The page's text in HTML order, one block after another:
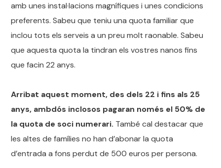
amb unes instal·lacions magnífiques i unes condicions
preferents. Sabeu que teniu una quota familiar que
inclou tots els serveis a un preu molt raonable. Sabeu
que aquesta quota la tindran els vostres nanos fins
que facin 22 anys.
Arribat aquest moment, des dels 22 i fins als 25
anys, ambdós inclosos pagaran només el 50% de
la quota de soci numerari. També cal destacar que
les altes de famílies no han d’abonar la quota
d’entrada a fons perdut de 500 euros per persona.